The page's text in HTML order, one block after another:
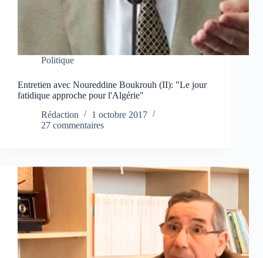
Politique
Entretien avec Noureddine Boukrouh (II): "Le jour
fatidique approche pour l'Algérie"
Rédaction
1 octobre 2017
27 commentaires